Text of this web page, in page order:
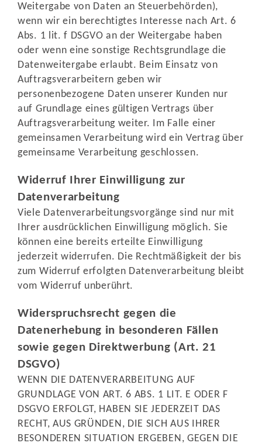
Weitergabe von Daten an Steuerbehörden),
wenn wir ein berechtigtes Interesse nach Art. 6
Abs. 1 lit. f DSGVO an der Weitergabe haben
oder wenn eine sonstige Rechtsgrundlage die
Datenweitergabe erlaubt. Beim Einsatz von
Auftragsverarbeitern geben wir
personenbezogene Daten unserer Kunden nur
auf Grundlage eines gültigen Vertrags über
Auftragsverarbeitung weiter. Im Falle einer
gemeinsamen Verarbeitung wird ein Vertrag über
gemeinsame Verarbeitung geschlossen.
Widerruf Ihrer Einwilligung zur
Datenverarbeitung
Viele Datenverarbeitungsvorgänge sind nur mit
Ihrer ausdrücklichen Einwilligung möglich. Sie
können eine bereits erteilte Einwilligung
jederzeit widerrufen. Die Rechtmäßigkeit der bis
zum Widerruf erfolgten Datenverarbeitung bleibt
vom Widerruf unberührt.
Widerspruchsrecht gegen die
Datenerhebung in besonderen Fällen
sowie gegen Direktwerbung (Art. 21
DSGVO)
WENN DIE DATENVERARBEITUNG AUF
GRUNDLAGE VON ART. 6 ABS. 1 LIT. E ODER F
DSGVO ERFOLGT, HABEN SIE JEDERZEIT DAS
RECHT, AUS GRÜNDEN, DIE SICH AUS IHRER
BESONDEREN SITUATION ERGEBEN, GEGEN DIE